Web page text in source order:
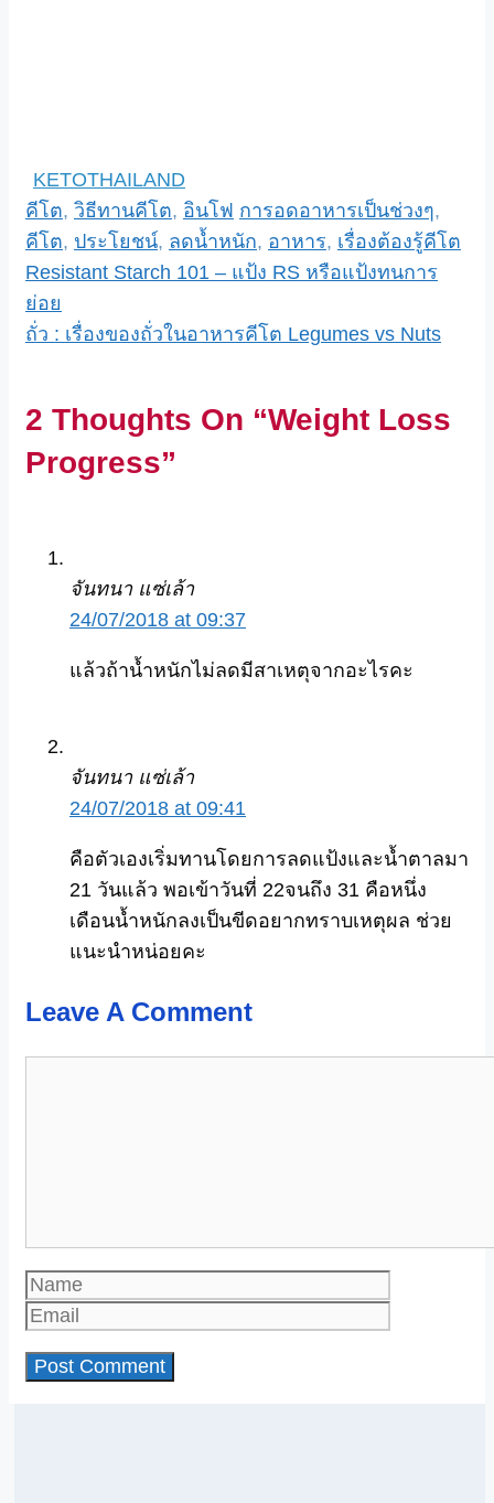
KETOTHAILAND
Categories
คีโต, วิธีทานคีโต, อินโฟ Tags
การอดอาหารเป็นช่วงๆ,
คีโต, ประโยชน์, ลดน้ำหนัก, อาหาร, เรื่องต้องรู้คีโต
Resistant Starch 101 – แป้ง RS หรือแป้งทนการ
ย่อย
ถั่ว : เรื่องของถั่วในอาหารคีโต Legumes vs Nuts
2 Thoughts On “Weight Loss
Progress”
จันทนา แซ่เล้า
24/07/2018 at 09:37
แล้วถ้าน้ำหนักไม่ลดมีสาเหตุจากอะไรคะ
จันทนา แซ่เล้า
24/07/2018 at 09:41
คือตัวเองเริ่มทานโดยการลดแป้งและน้ำตาลมา
21 วันแล้ว พอเข้าวันที่ 22จนถึง 31 คือหนึ่ง
เดือนน้ำหนักลงเป็นขีดอยากทราบเหตุผล ช่วย
แนะนำหน่อยคะ
Leave A Comment
Name